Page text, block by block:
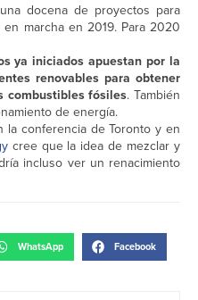
docena de proyectos para
marcha en 2019. Para 2020
ya iniciados apuestan por la
renovables para obtener
combustibles fósiles. También
de energía.
la conferencia de Toronto y en
cree que la idea de mezclar y
incluso ver un renacimiento
WhatsApp Facebook